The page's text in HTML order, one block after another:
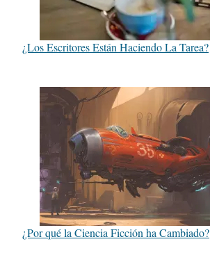
¿Los Escritores Están Haciendo La Tarea?
¿Por qué la Ciencia Ficción ha Cambiado?